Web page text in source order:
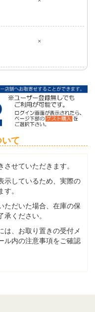
×
て
せていただきます。
示しているため、実際の
。
ただいた場合、在庫の保
ください。
は、お取り置きの受付メ
ル内の注意事項をご確認